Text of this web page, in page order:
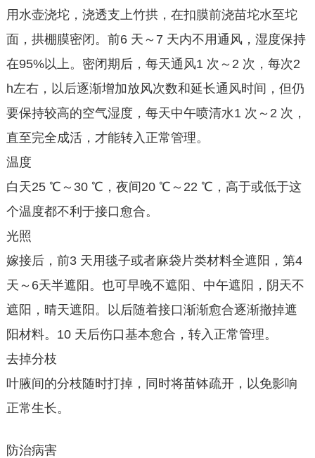
用水壶浇坨，浇透支上竹拱，在扣膜前浇苗坨水至坨
面，拱棚膜密闭。前6 天～7 天内不用通风，湿度保持
在95%以上。密闭期后，每天通风1 次～2 次，每次2
h左右，以后逐渐增加放风次数和延长通风时间，但仍
要保持较高的空气湿度，每天中午喷清水1 次～2 次，
直至完全成活，才能转入正常管理。
温度
白天25 ℃～30 ℃，夜间20 ℃～22 ℃，高于或低于这
个温度都不利于接口愈合。
光照
嫁接后，前3 天用毯子或者麻袋片类材料全遮阳，第4
天～6天半遮阳。也可早晚不遮阳、中午遮阳，阴天不
遮阳，晴天遮阳。以后随着接口渐渐愈合逐渐撤掉遮
阳材料。10 天后伤口基本愈合，转入正常管理。
去掉分枝
叶腋间的分枝随时打掉，同时将苗钵疏开，以免影响
正常生长。
防治病害